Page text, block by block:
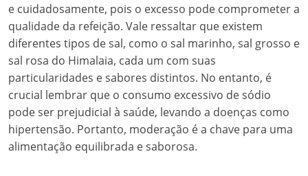
e cuidadosamente, pois o excesso pode comprometer a
qualidade da refeição. Vale ressaltar que existem
diferentes tipos de sal, como o sal marinho, sal grosso e
sal rosa do Himalaia, cada um com suas
particularidades e sabores distintos. No entanto, é
crucial lembrar que o consumo excessivo de sódio
pode ser prejudicial à saúde, levando a doenças como
hipertensão. Portanto, moderação é a chave para uma
alimentação equilibrada e saborosa.